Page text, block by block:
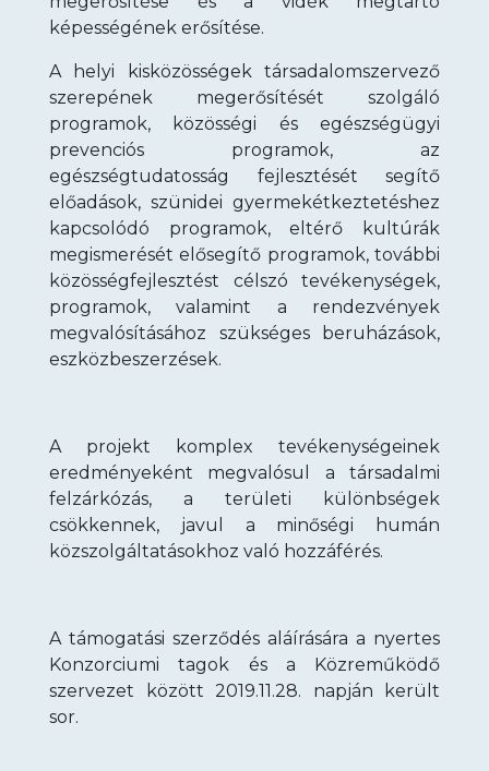
képességének erősítése.
A helyi kisközösségek társadalomszervező
szerepének megerősítését szolgáló
programok, közösségi és egészségügyi
prevenciós programok, az
egészségtudatosság fejlesztését segítő
előadások, szünidei gyermekétkeztetéshez
kapcsolódó programok, eltérő kultúrák
megismerését elősegítő programok, további
közösségfejlesztést célszó tevékenységek,
programok, valamint a rendezvények
megvalósításához szükséges beruházások,
eszközbeszerzések.
A projekt komplex tevékenységeinek
eredményeként megvalósul a társadalmi
felzárkózás, a területi különbségek
csökkennek, javul a minőségi humán
közszolgáltatásokhoz való hozzáférés.
A támogatási szerződés aláírására a nyertes
Konzorciumi tagok és a Közreműködő
szervezet között 2019.11.28. napján került
sor.